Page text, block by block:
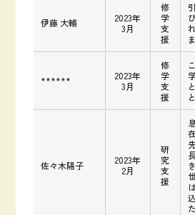
伊藤 大輔
2023年
3月
修
学
支
援
******
2023年
3月
修
学
支
援
佐々木陽子
2023年
2月
研
究
支
援